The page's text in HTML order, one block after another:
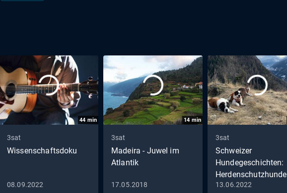
44 min
3sat
Wissenschaftsdoku
08.09.2022
14 min
3sat
Madeira - Juwel im
Atlantik
17.05.2018
3sat
Schweizer
Hundegeschichten:
Herdenschutzhunde
Der Bernhardiner vom
13.06.2022